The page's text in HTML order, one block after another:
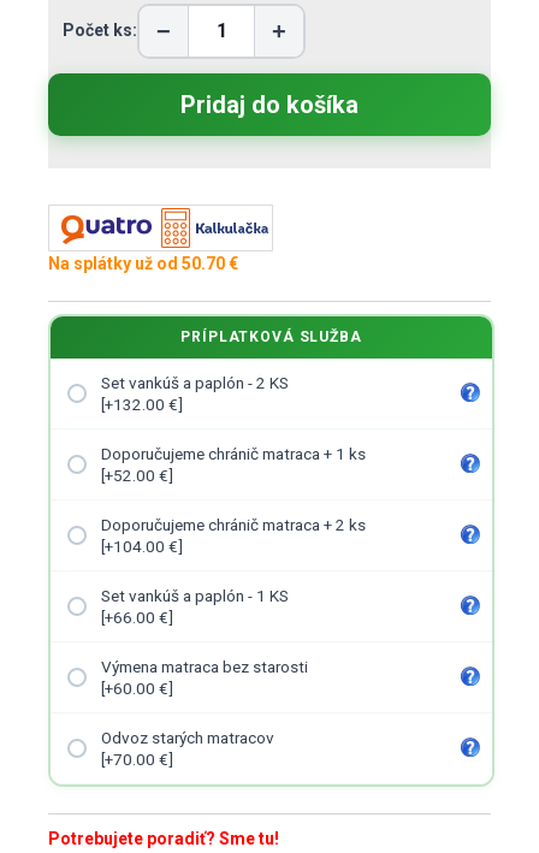
Počet ks: − +
Na splátky už od 50.70 €
PRÍPLATKOVÁ SLUŽBA
Set vankúš a paplón - 2 KS
[+132.00 €]
Doporučujeme chránič matraca + 1 ks
[+52.00 €]
Doporučujeme chránič matraca + 2 ks
[+104.00 €]
Set vankúš a paplón - 1 KS
[+66.00 €]
Výmena matraca bez starosti
[+60.00 €]
Odvoz starých matracov
[+70.00 €]
Potrebujete poradiť? Sme tu!